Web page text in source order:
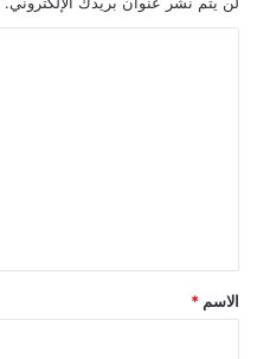
*
الاسم *